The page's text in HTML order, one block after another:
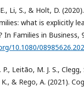
Li, S., & Holt, D.
what is explicitly
In Families in Business,
10.1080/
Leitão, M. J. S.,
K., & Rego, A. (2021).